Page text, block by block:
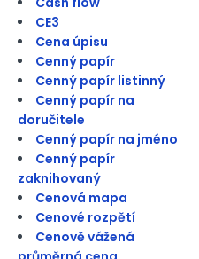
CE3
Cena úpisu
Cenný papír
Cenný papír listinný
Cenný papír na
doručitele
Cenný papír na jméno
Cenný papír
zaknihovaný
Cenová mapa
Cenové rozpětí
Cenově vážená